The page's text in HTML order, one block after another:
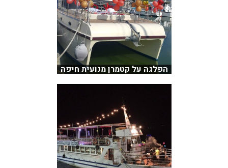
הפלגה על קטמרן מנועית חיפה